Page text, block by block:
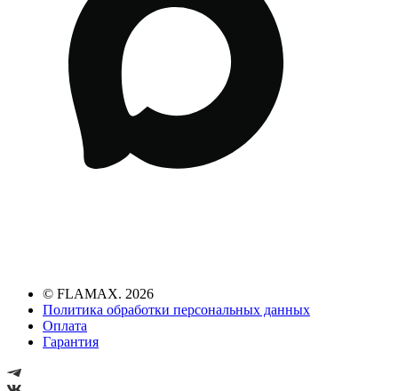
© FLAMAX. 2026
Политика обработки персональных данных
Оплата
Гарантия